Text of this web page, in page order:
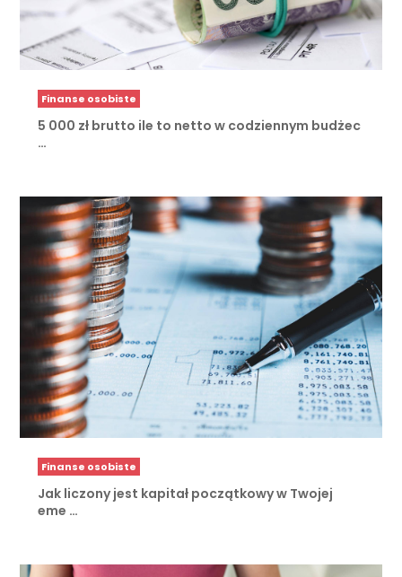
Finanse osobiste
5 000 zł brutto ile to netto w codziennym budżec
…
Finanse osobiste
Jak liczony jest kapitał początkowy w Twojej
eme …